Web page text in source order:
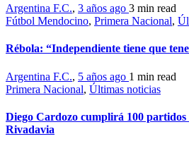
Argentina F.C., 3 años ago 3 min read
Fútbol Mendocino, Primera Nacional,
Rébola: “Independiente tiene que
Argentina F.C., 5 años ago 1 min read
Primera Nacional, Últimas noticias
Diego Cardozo cumplirá 100
Rivadavia